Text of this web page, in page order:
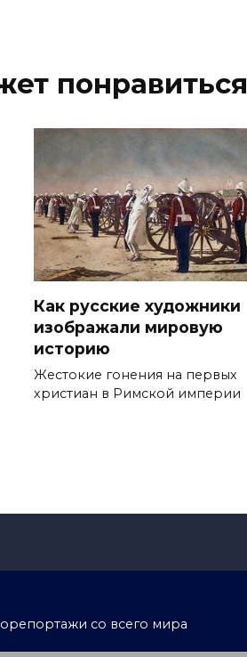
понравиться
Как русские художники
изображали мировую
историю
Жестокие гонения на первых
христиан в Римской империи
со всего мира